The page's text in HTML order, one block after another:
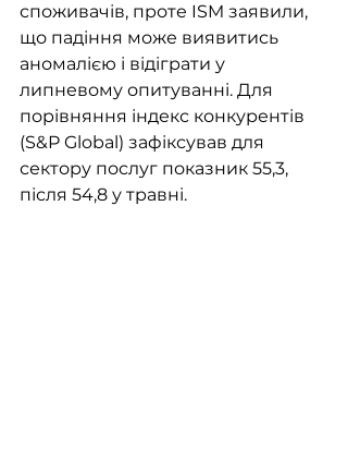
споживачів, проте ISM заявили,
що падіння може виявитись
аномалією і відіграти у
липневому опитуванні. Для
порівняння індекс конкурентів
(S&P Global) зафіксував для
сектору послуг показник 55,3,
після 54,8 у травні.